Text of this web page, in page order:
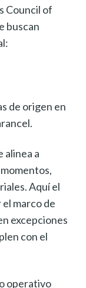
Council of
buscan
de origen en
alinea a
Aquí el
marco de
excepciones
con el
operativo